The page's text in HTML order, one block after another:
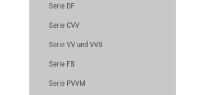
Serie DF
Serie CVV
Serie VV und VVS
Serie FB
Serie PVVM